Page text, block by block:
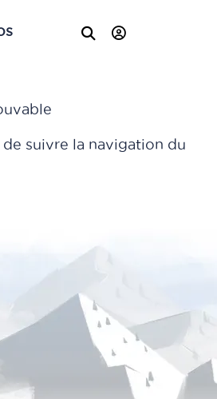
suivre la navigation du